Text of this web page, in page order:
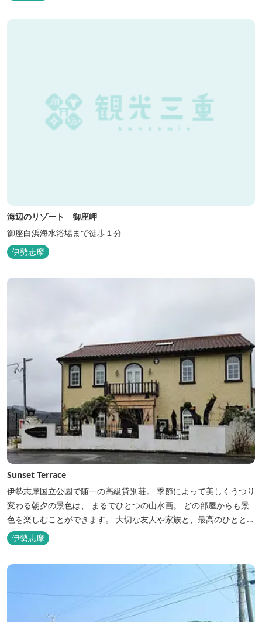
海辺のリゾート 御座岬
御座白浜海水浴場まで徒歩１分
伊勢志摩
Sunset Terrace
伊勢志摩国立公園で随一の高級貸別荘。 季節によって美しくうつり
変わる朝夕の景色は、 まるでひとつの山水画。 どの部屋からも景
色を楽しむことができます。 大切な友人や家族と、最高のひととき
を。 1日1組限定とさせていただいております。 完全にプライベー
トでご利用いただけます。
伊勢志摩